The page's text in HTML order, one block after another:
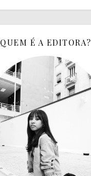
QUEM É A EDITORA?